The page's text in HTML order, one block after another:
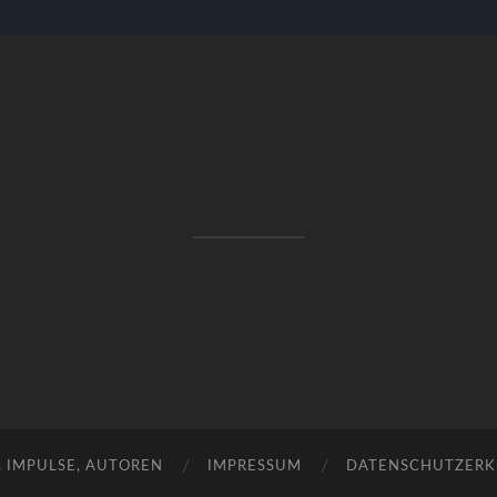
IMPULSE, AUTOREN IMPRESSUM